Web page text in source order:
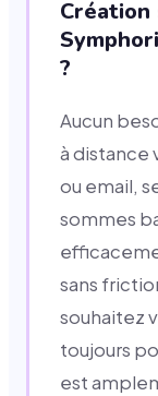
?
Aucun
à distance
ou email,
sommes
sans
souhaitez
toujours
est